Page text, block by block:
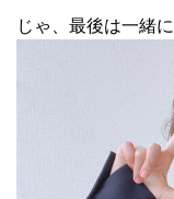
じゃ、最後は一緒に